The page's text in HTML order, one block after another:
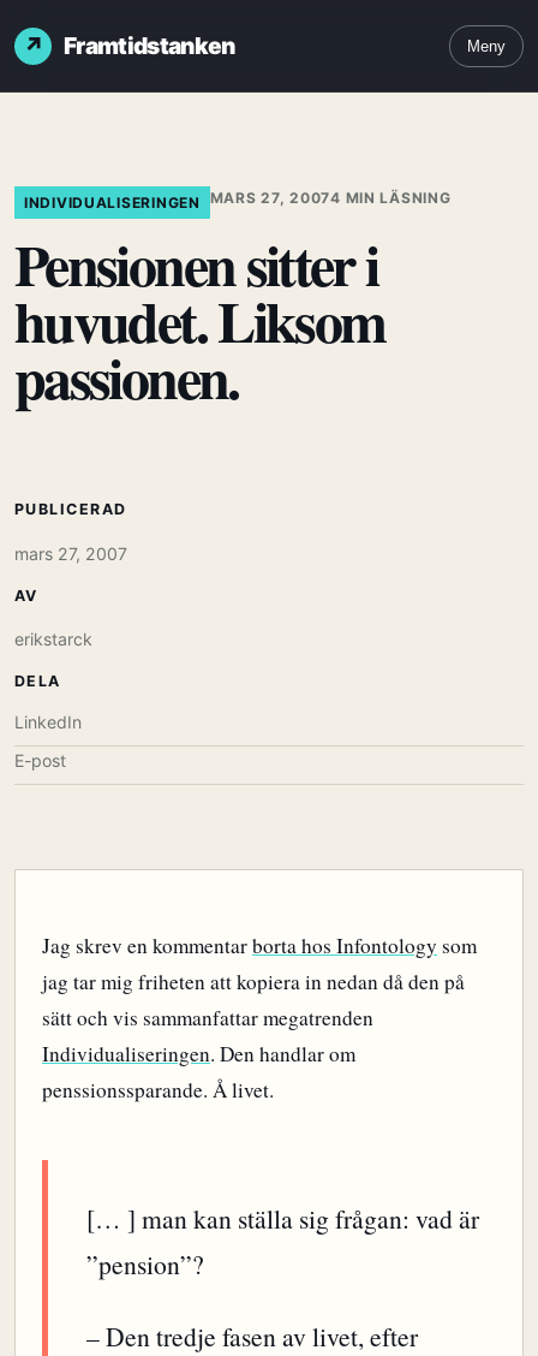
Framtidstanken Meny
INDIVIDUALISERINGEN MARS 27, 20074 MIN LÄSNING
Pensionen sitter i
huvudet. Liksom
passionen.
Jag skrev en kommentarborta hos Infontology som
jag tar mig friheten att kopiera in nedan då den på
sätt och vis sammanfattar megatrenden
Individualiseringen. Den handlar om
penssionssparande. Å livet.
[… ] man kan ställa sig frågan: vad är
”pension”?
– Den tredje fasen av livet, efter
PUBLICERAD
mars 27, 2007
AV
erikstarck
DELA
LinkedIn
E-post